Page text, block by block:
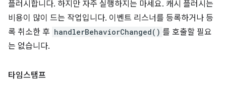
플러시합니다. 하지만 자주 실행하지는 마세요. 캐시 플러시는
비용이 많이 드는 작업입니다. 이벤트 리스너를 등록하거나 등
록 취소한 후 handlerBehaviorChanged() 를 호출할 필요
는 없습니다.
타임스탬프